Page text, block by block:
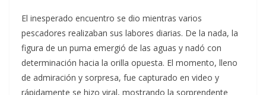
El inesperado encuentro se dio mientras varios
pescadores realizaban sus labores diarias. De la nada, la
figura de un puma emergió de las aguas y nadó con
determinación hacia la orilla opuesta. El momento, lleno
de admiración y sorpresa, fue capturado en video y
rápidamente se hizo viral, mostrando la sorprendente